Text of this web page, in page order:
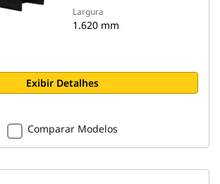
Largura
1.620 mm
Exibir Detalhes
Comparar Modelos